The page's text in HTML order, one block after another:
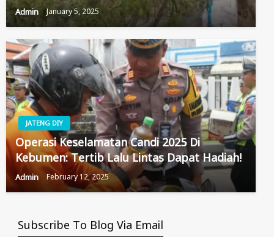
Admin January 5, 2025
JATENG DIY
Operasi Keselamatan Candi 2025 Di
Kebumen: Tertib Lalu Lintas Dapat Hadiah!
Admin February 12, 2025
Subscribe To Blog Via Email